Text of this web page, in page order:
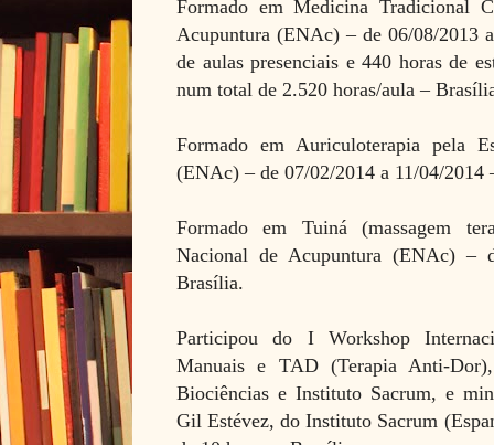
Formado em Medicina Tradicional
Acupuntura (ENAc) – de 06/08/2013
de aulas presenciais e 440 horas de
num total de 2.520 horas/aula –
Formado em Auriculoterapia pela
(ENAc) – de 07/02/2014 a 11/04/2014
Formado em Tuiná (massagem
Nacional de Acupuntura (ENAc) –
Brasília.
Participou do I Workshop
Manuais e TAD (Terapia Anti-
Biociências e Instituto Sacrum, e
Gil Estévez, do Instituto Sacrum